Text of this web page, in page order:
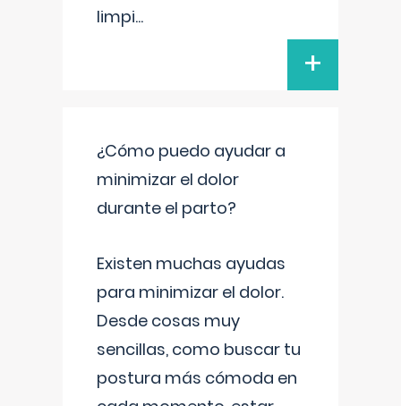
limpi...
+
¿Cómo puedo ayudar a
minimizar el dolor
durante el parto?
Existen muchas ayudas
para minimizar el dolor.
Desde cosas muy
sencillas, como buscar tu
postura más cómoda en